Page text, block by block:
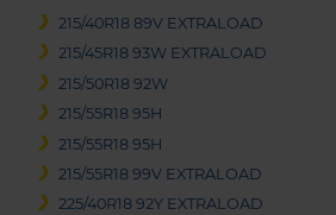
215/40R18 89V EXTRALOAD
215/45R18 93W EXTRALOAD
215/50R18 92W
215/55R18 95H
215/55R18 95H
215/55R18 99V EXTRALOAD
225/40R18 92Y EXTRALOAD